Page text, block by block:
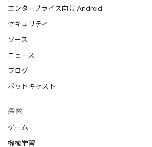
エンタープライズ向け Android
セキュリティ
ソース
ニュース
ブログ
ポッドキャスト
探索
ゲーム
機械学習